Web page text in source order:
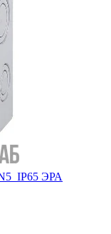
ЭРА